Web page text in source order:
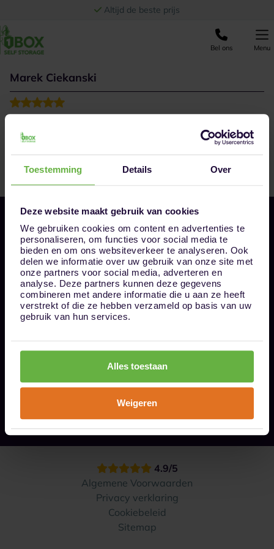
Toestemming Details Over
Deze website maakt gebruik van cookies
We gebruiken cookies om content en advertenties te
personaliseren, om functies voor social media te
bieden en om ons websiteverkeer te analyseren. Ook
delen we informatie over uw gebruik van onze site met
onze partners voor social media, adverteren en
analyse. Deze partners kunnen deze gegevens
combineren met andere informatie die u aan ze heeft
verstrekt of die ze hebben verzameld op basis van uw
gebruik van hun services.
Alles toestaan
Weigeren
Altijd de beste prijs
Bel ons Menu
Marek Ciekanski
Bel ons op 085 - 0161611
info@1box.nl
Volg ons
Onze opslaglocaties
Hoe werkt het?
4.9/5
Algemene Voorwaarden
Privacy verklaring
Cookiebeleid
Sitemap